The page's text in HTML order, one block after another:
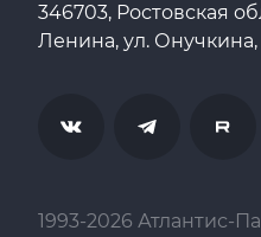
346703, Ростовская
Ленина, ул. Онучкина,
1993-2026 Атлантис-